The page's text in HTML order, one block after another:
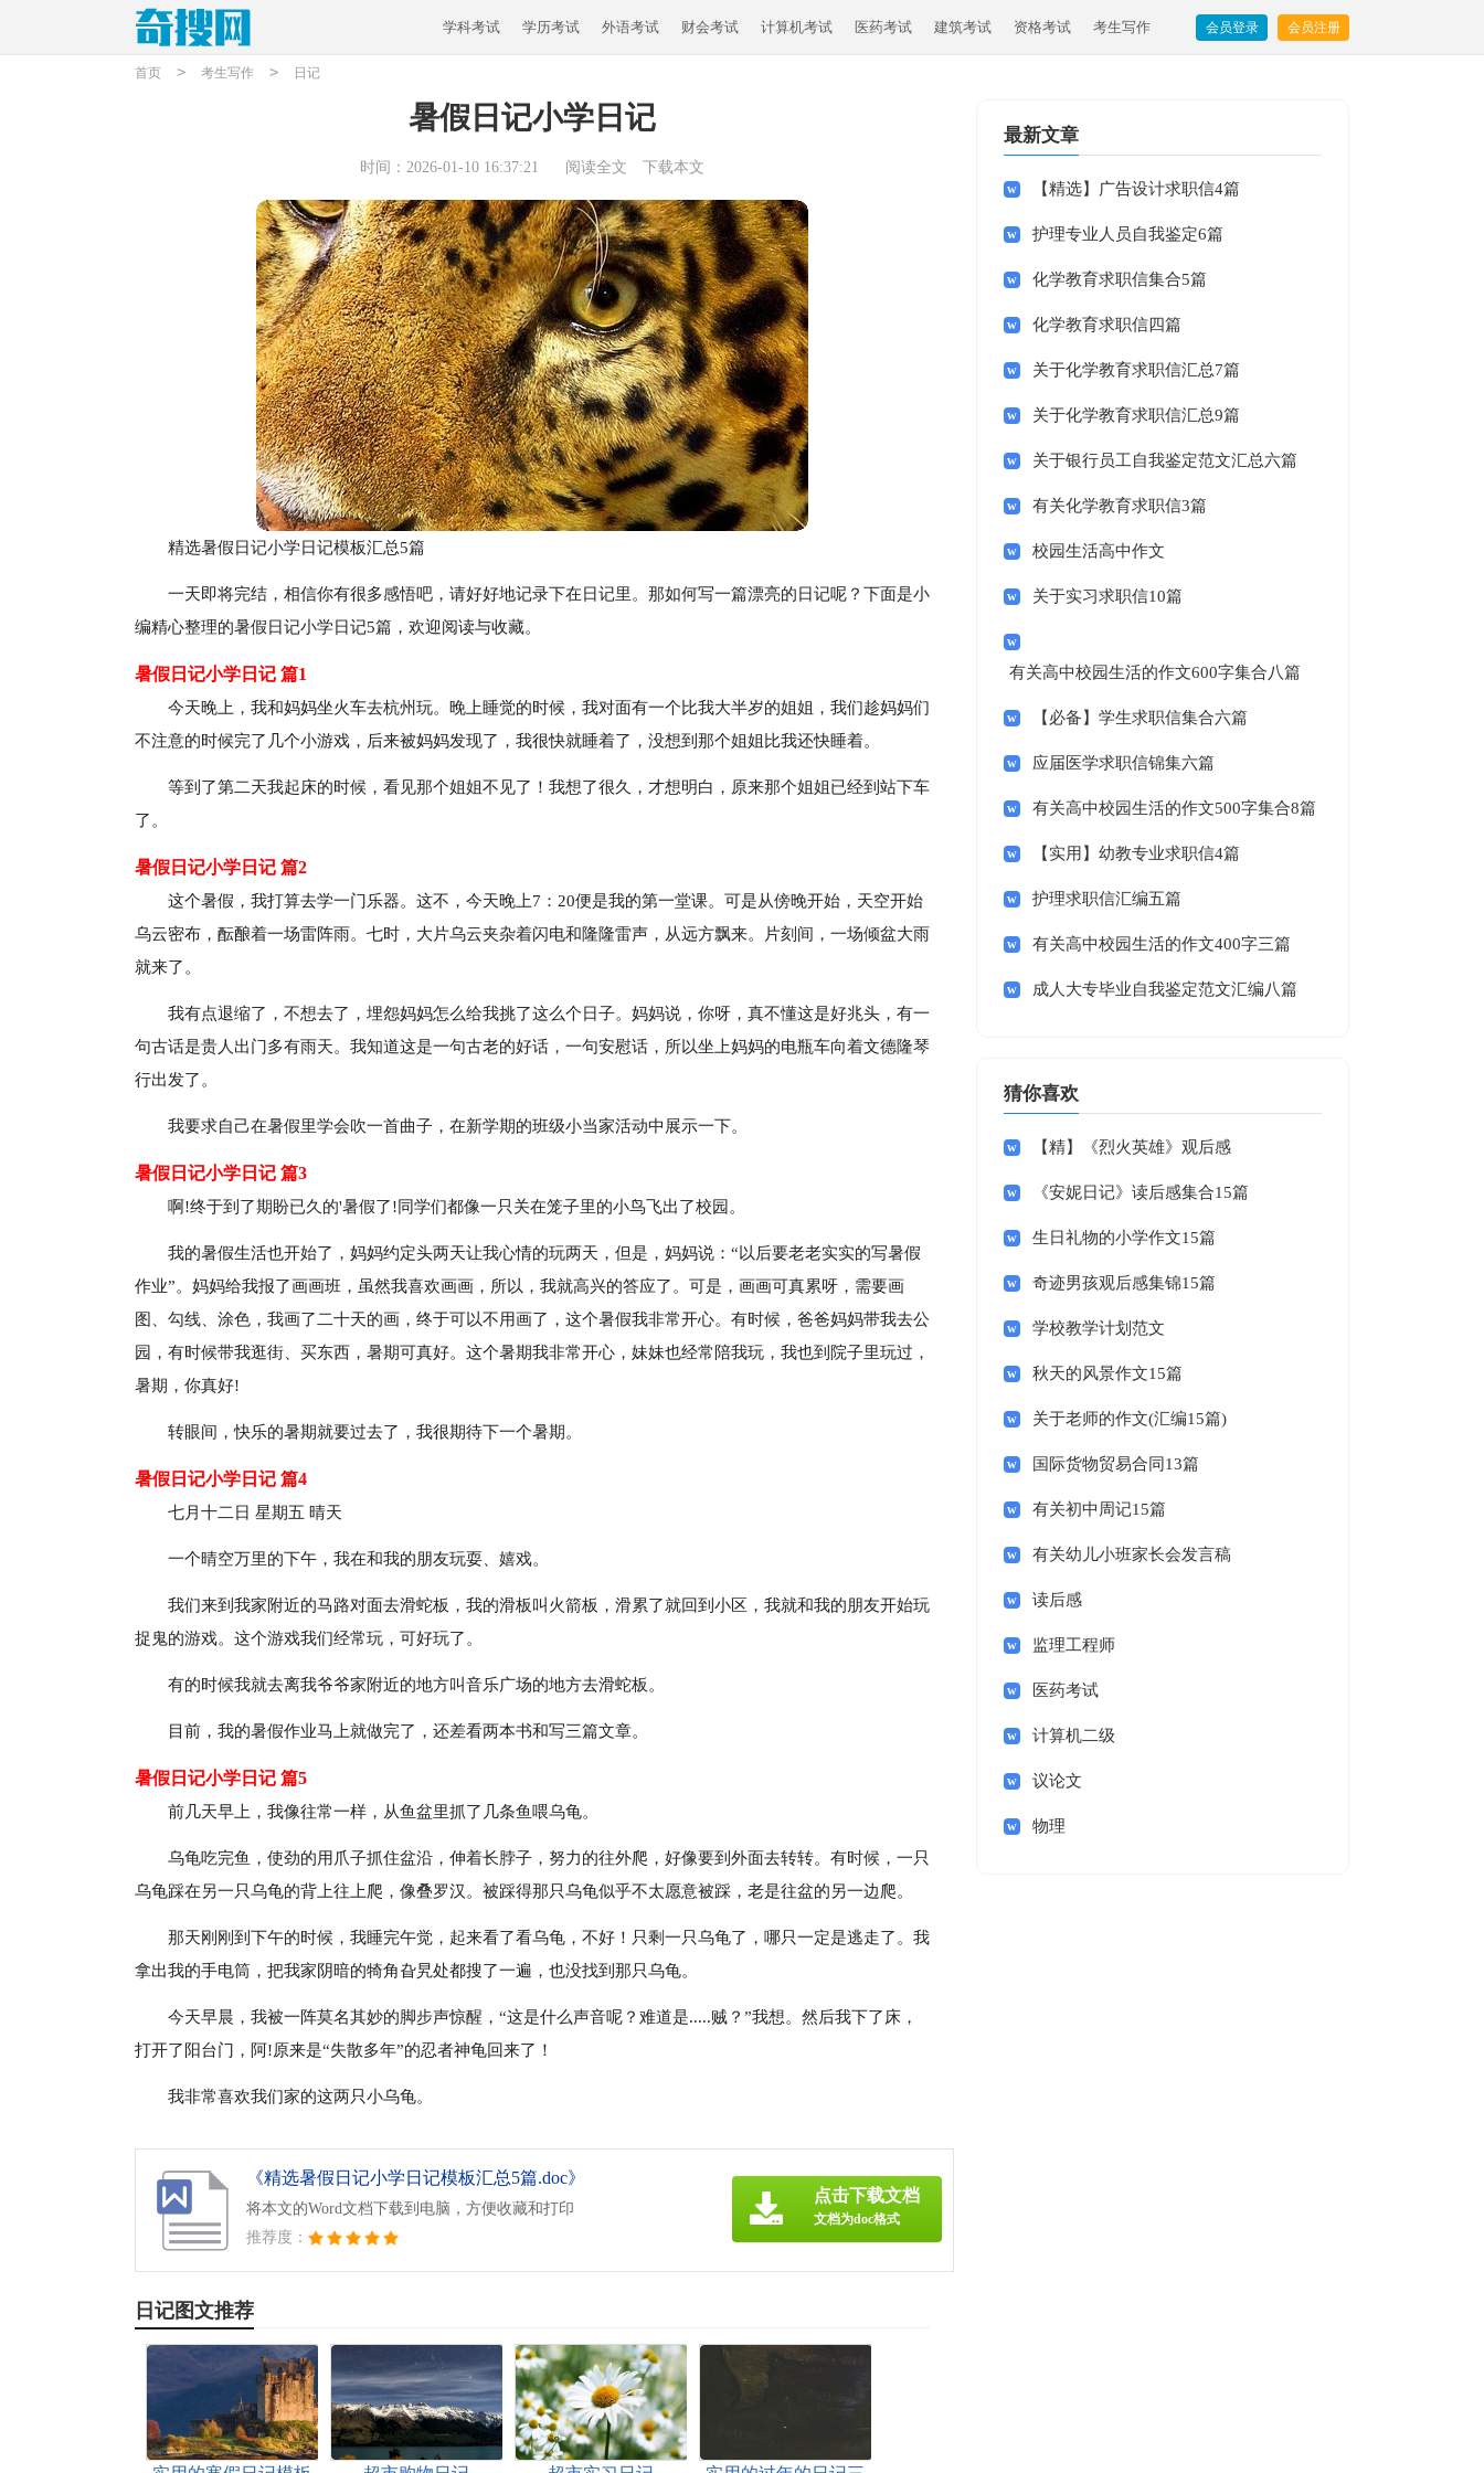
学科考试 学历考试 外语考试 财会考试 计算机考试 医药考试 建筑考试 资格考试 考生写作 会员登录 会员注册
首页 > 考生写作 > 日记
暑假日记小学日记
时间：2026-01-10 16:37:21 阅读全文 下载本文
精选暑假日记小学日记模板汇总5篇
一天即将完结，相信你有很多感悟吧，请好好地记录下在日记里。那如何写一篇漂亮的日记呢？下面是小
编精心整理的暑假日记小学日记5篇，欢迎阅读与收藏。
暑假日记小学日记 篇1
今天晚上，我和妈妈坐火车去杭州玩。晚上睡觉的时候，我对面有一个比我大半岁的姐姐，我们趁妈妈们
不注意的时候完了几个小游戏，后来被妈妈发现了，我很快就睡着了，没想到那个姐姐比我还快睡着。
等到了第二天我起床的时候，看见那个姐姐不见了！我想了很久，才想明白，原来那个姐姐已经到站下车
了。
暑假日记小学日记 篇2
这个暑假，我打算去学一门乐器。这不，今天晚上7：20便是我的第一堂课。可是从傍晚开始，天空开始
乌云密布，酝酿着一场雷阵雨。七时，大片乌云夹杂着闪电和隆隆雷声，从远方飘来。片刻间，一场倾盆大雨
就来了。
我有点退缩了，不想去了，埋怨妈妈怎么给我挑了这么个日子。妈妈说，你呀，真不懂这是好兆头，有一
句古话是贵人出门多有雨天。我知道这是一句古老的好话，一句安慰话，所以坐上妈妈的电瓶车向着文德隆琴
行出发了。
我要求自己在暑假里学会吹一首曲子，在新学期的班级小当家活动中展示一下。
暑假日记小学日记 篇3
啊!终于到了期盼已久的'暑假了!同学们都像一只关在笼子里的小鸟飞出了校园。
我的暑假生活也开始了，妈妈约定头两天让我心情的玩两天，但是，妈妈说：“以后要老老实实的写暑假
作业”。妈妈给我报了画画班，虽然我喜欢画画，所以，我就高兴的答应了。可是，画画可真累呀，需要画
图、勾线、涂色，我画了二十天的画，终于可以不用画了，这个暑假我非常开心。有时候，爸爸妈妈带我去公
园，有时候带我逛街、买东西，暑期可真好。这个暑期我非常开心，妹妹也经常陪我玩，我也到院子里玩过，
暑期，你真好!
转眼间，快乐的暑期就要过去了，我很期待下一个暑期。
暑假日记小学日记 篇4
七月十二日 星期五 晴天
一个晴空万里的下午，我在和我的朋友玩耍、嬉戏。
我们来到我家附近的马路对面去滑蛇板，我的滑板叫火箭板，滑累了就回到小区，我就和我的朋友开始玩
捉鬼的游戏。这个游戏我们经常玩，可好玩了。
有的时候我就去离我爷爷家附近的地方叫音乐广场的地方去滑蛇板。
目前，我的暑假作业马上就做完了，还差看两本书和写三篇文章。
暑假日记小学日记 篇5
前几天早上，我像往常一样，从鱼盆里抓了几条鱼喂乌龟。
乌龟吃完鱼，使劲的用爪子抓住盆沿，伸着长脖子，努力的往外爬，好像要到外面去转转。有时候，一只
乌龟踩在另一只乌龟的背上往上爬，像叠罗汉。被踩得那只乌龟似乎不太愿意被踩，老是往盆的另一边爬。
那天刚刚到下午的时候，我睡完午觉，起来看了看乌龟，不好！只剩一只乌龟了，哪只一定是逃走了。我
拿出我的手电筒，把我家阴暗的犄角旮旯处都搜了一遍，也没找到那只乌龟。
今天早晨，我被一阵莫名其妙的脚步声惊醒，“这是什么声音呢？难道是.....贼？”我想。然后我下了床，
打开了阳台门，阿!原来是“失散多年”的忍者神龟回来了！
我非常喜欢我们家的这两只小乌龟。
《精选暑假日记小学日记模板汇总5篇.doc》
将本文的Word文档下载到电脑，方便收藏和打印
推荐度：
点击下载文档
文档为doc格式
日记图文推荐
最新文章
【精选】广告设计求职信4篇
护理专业人员自我鉴定6篇
化学教育求职信集合5篇
化学教育求职信四篇
关于化学教育求职信汇总7篇
关于化学教育求职信汇总9篇
关于银行员工自我鉴定范文汇总六篇
有关化学教育求职信3篇
校园生活高中作文
关于实习求职信10篇
有关高中校园生活的作文600字集合八篇
【必备】学生求职信集合六篇
应届医学求职信锦集六篇
有关高中校园生活的作文500字集合8篇
【实用】幼教专业求职信4篇
护理求职信汇编五篇
有关高中校园生活的作文400字三篇
成人大专毕业自我鉴定范文汇编八篇
猜你喜欢
【精】《烈火英雄》观后感
《安妮日记》读后感集合15篇
生日礼物的小学作文15篇
奇迹男孩观后感集锦15篇
学校教学计划范文
秋天的风景作文15篇
关于老师的作文(汇编15篇)
国际货物贸易合同13篇
有关初中周记15篇
有关幼儿小班家长会发言稿
读后感
监理工程师
医药考试
计算机二级
议论文
物理